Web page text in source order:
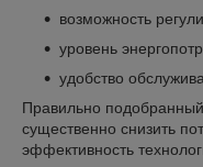
возможность
уровень
удобство
Правильно
существенно снизить
эффективность